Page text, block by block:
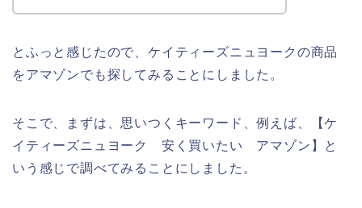
とふっと感じたので、ケイティーズニュヨークの商品
をアマゾンでも探してみることにしました。
そこで、まずは、思いつくキーワード、例えば、【ケ
イティーズニュヨーク 安く買いたい アマゾン】と
いう感じで調べてみることにしました。